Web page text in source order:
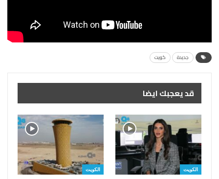
جديدة كويت
قد يعجبك ايضا
الكويت الكويت